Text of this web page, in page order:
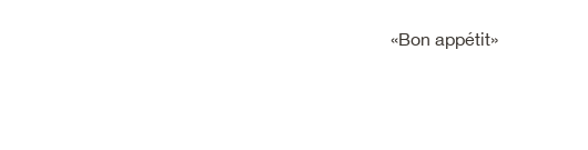
«Bon appétit»